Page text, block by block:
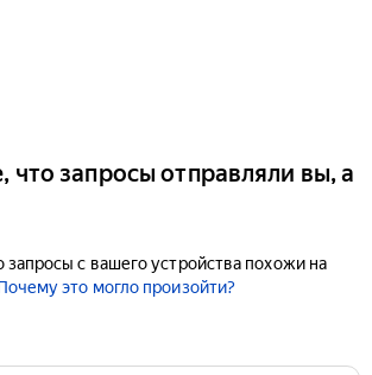
что запросы отправляли вы, а
с вашего устройства похожи на
это могло произойти?